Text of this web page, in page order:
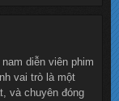
diễn viên phim
vai trò là một
và chuyên đóng